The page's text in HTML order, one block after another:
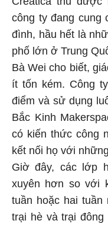
công ty đang cung
đình, hầu hết là
phố lớn ở Trung
Bà Wei cho biết,
ít tốn kém. Công
điểm và sử dụng
Bắc Kinh
có kiến thức công
kết nối họ với
Giờ đây, các lớp
xuyên hơn so với
tuần hoặc hai
trại hè và trại